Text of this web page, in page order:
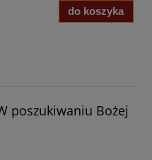
do koszyka
poszukiwaniu Bożej